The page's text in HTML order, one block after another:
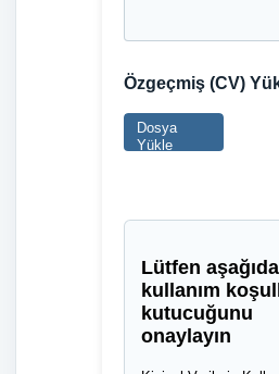
Özgeçmiş (CV)
Lütfen
kullanım
kutucuğunu
onaylayın